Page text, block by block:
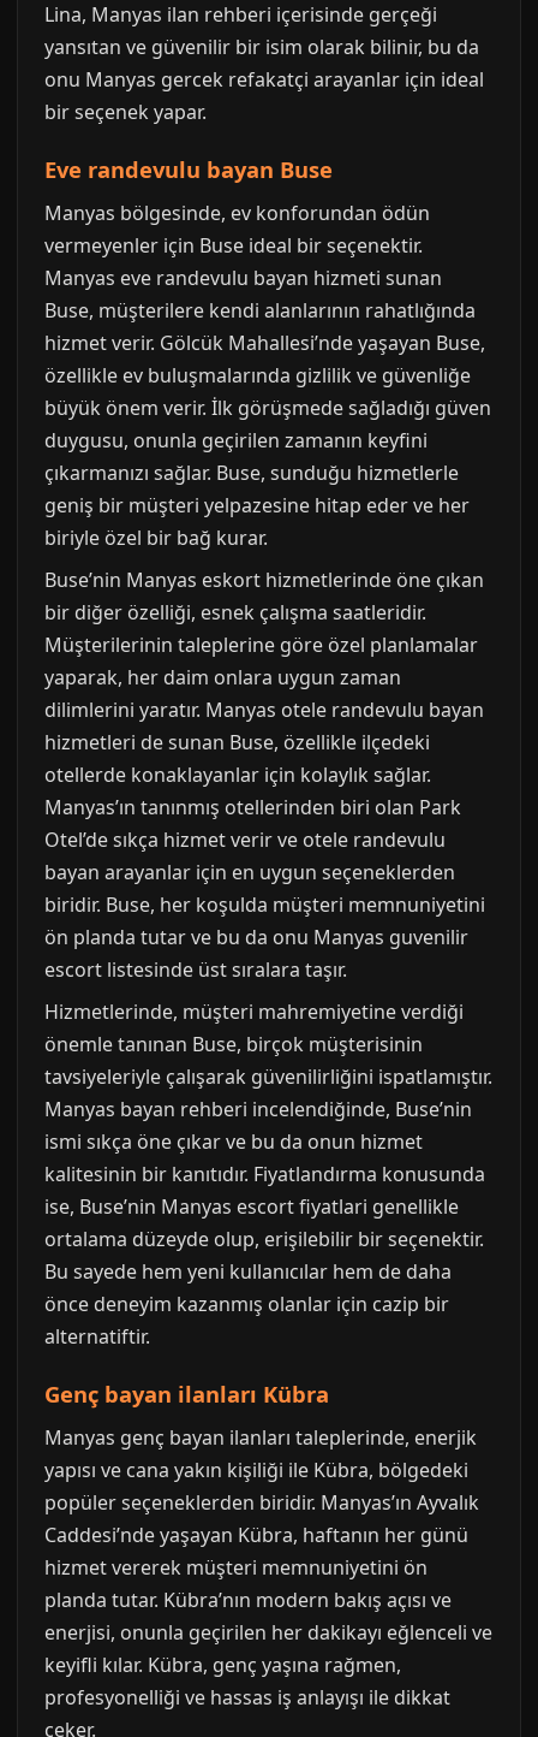
Lina, Manyas ilan rehberi içerisinde gerçeği
yansıtan ve güvenilir bir isim olarak bilinir, bu da
onu Manyas gercek refakatçi arayanlar için ideal
bir seçenek yapar.
Eve randevulu bayan Buse
Manyas bölgesinde, ev konforundan ödün
vermeyenler için Buse ideal bir seçenektir.
Manyas eve randevulu bayan hizmeti sunan
Buse, müşterilere kendi alanlarının rahatlığında
hizmet verir. Gölcük Mahallesi’nde yaşayan Buse,
özellikle ev buluşmalarında gizlilik ve güvenliğe
büyük önem verir. İlk görüşmede sağladığı güven
duygusu, onunla geçirilen zamanın keyfini
çıkarmanızı sağlar. Buse, sunduğu hizmetlerle
geniş bir müşteri yelpazesine hitap eder ve her
biriyle özel bir bağ kurar.
Buse’nin Manyas eskort hizmetlerinde öne çıkan
bir diğer özelliği, esnek çalışma saatleridir.
Müşterilerinin taleplerine göre özel planlamalar
yaparak, her daim onlara uygun zaman
dilimlerini yaratır. Manyas otele randevulu bayan
hizmetleri de sunan Buse, özellikle ilçedeki
otellerde konaklayanlar için kolaylık sağlar.
Manyas’ın tanınmış otellerinden biri olan Park
Otel’de sıkça hizmet verir ve otele randevulu
bayan arayanlar için en uygun seçeneklerden
biridir. Buse, her koşulda müşteri memnuniyetini
ön planda tutar ve bu da onu Manyas guvenilir
escort listesinde üst sıralara taşır.
Hizmetlerinde, müşteri mahremiyetine verdiği
önemle tanınan Buse, birçok müşterisinin
tavsiyeleriyle çalışarak güvenilirliğini ispatlamıştır.
Manyas bayan rehberi incelendiğinde, Buse’nin
ismi sıkça öne çıkar ve bu da onun hizmet
kalitesinin bir kanıtıdır. Fiyatlandırma konusunda
ise, Buse’nin Manyas escort fiyatlari genellikle
ortalama düzeyde olup, erişilebilir bir seçenektir.
Bu sayede hem yeni kullanıcılar hem de daha
önce deneyim kazanmış olanlar için cazip bir
alternatiftir.
Genç bayan ilanları Kübra
Manyas genç bayan ilanları taleplerinde, enerjik
yapısı ve cana yakın kişiliği ile Kübra, bölgedeki
popüler seçeneklerden biridir. Manyas’ın Ayvalık
Caddesi’nde yaşayan Kübra, haftanın her günü
hizmet vererek müşteri memnuniyetini ön
planda tutar. Kübra’nın modern bakış açısı ve
enerjisi, onunla geçirilen her dakikayı eğlenceli ve
keyifli kılar. Kübra, genç yaşına rağmen,
profesyonelliği ve hassas iş anlayışı ile dikkat
çeker.